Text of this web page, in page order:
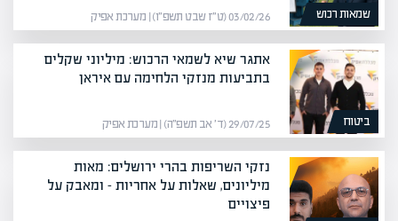
שמאות רכוש 03/02/26 (ט״ז שבט תשפ״ו) | מערכת אפיק
ביטוח
אתגר שיא לשמאי הרכוש: מיליוני שקלים
בתביעות מנזקי הלחימה עם איראן
29/07/25 (ד׳ אב תשפ״ה) | מערכת אפיק
נזקי השריפות בהרי ירושלים: מאות
מיליונים, שאלות על אחריות – ומאבק על
פיצויים